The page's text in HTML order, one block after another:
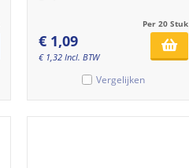
Per 20 Stuk
€ 1,09
€ 1,32 Incl. BTW
Vergelijken